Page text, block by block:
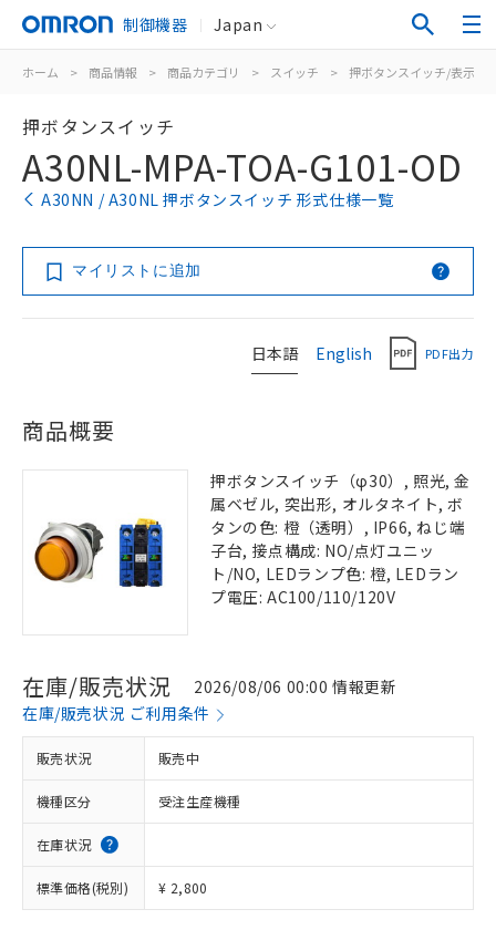
制御機器 Japan
ホーム > 商品情報 > 商品カテゴリ > スイッチ > 押ボタンスイッチ/表示灯
押ボタンスイッチ
A30NL-MPA-TOA-G101-OD
A30NN / A30NL 押ボタンスイッチ 形式仕様一覧
マイリストに追加
日本語 English PDF出力
商品概要
押ボタンスイッチ（φ30）, 照光, 金
属ベゼル, 突出形, オルタネイト, ボ
タンの色: 橙（透明）, IP66, ねじ端
子台, 接点構成: NO/点灯ユニッ
ト/NO, LEDランプ色: 橙, LEDラン
プ電圧: AC100/110/120V
在庫/販売状況
2026/08/06 00:00 情報更新
在庫/販売状況 ご利用条件
販売状況 販売中
機種区分 受注生産機種
在庫状況
標準価格(税別) ¥ 2,800